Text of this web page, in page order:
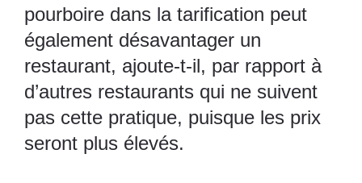
pourboire dans la tarification peut
également désavantager un
restaurant, ajoute-t-il, par rapport à
d’autres restaurants qui ne suivent
pas cette pratique, puisque les prix
seront plus élevés.